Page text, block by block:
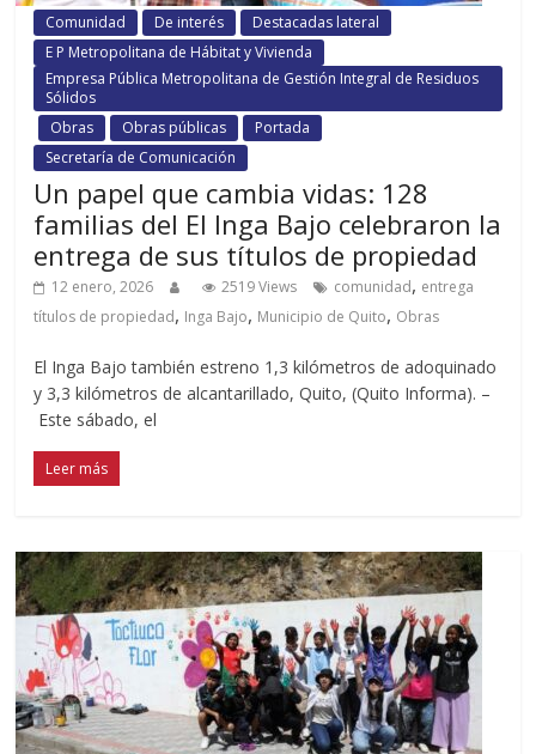
Comunidad De interés
Destacadas lateral
E P Metropolitana de Hábitat y Vivienda
Empresa Pública Metropolitana de Gestión Integral de Residuos
Sólidos
Obras
Obras públicas
Portada
Secretaría de Comunicación
Un papel que cambia vidas: 128
familias del El Inga Bajo celebraron la
entrega de sus títulos de propiedad
12 enero, 2026 2519 Views comunidad, entrega
títulos de propiedad, Inga Bajo, Municipio de Quito, Obras
El Inga Bajo también estreno 1,3 kilómetros de adoquinado
y 3,3 kilómetros de alcantarillado, Quito, (Quito Informa). –
Este sábado, el
Leer más